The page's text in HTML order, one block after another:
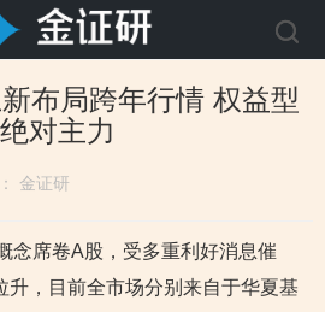
布局跨年行情 权益型
对主力
金证研
念席卷A股，受多重利好消息催
升，目前全市场分别来自于华夏基